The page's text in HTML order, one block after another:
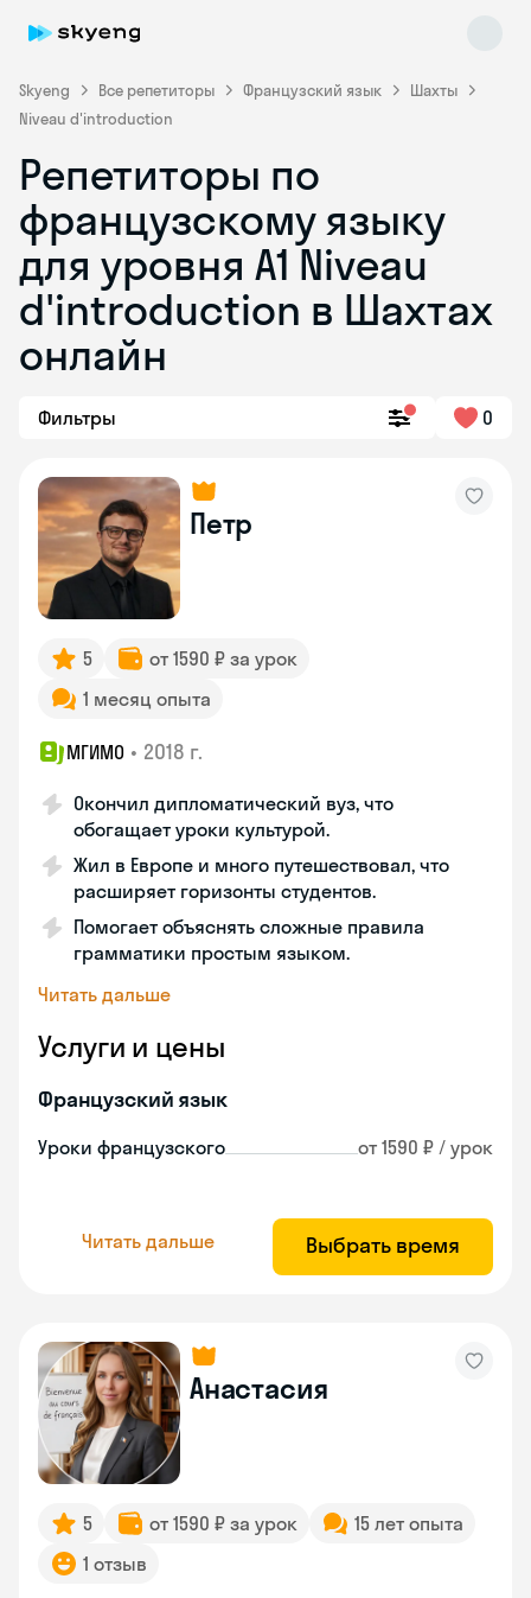
Skyeng Все репетиторы Французский язык
Шахты
Niveau d'introduction
Репетиторы по
французскому языку
для уровня A1 Niveau
d'introduction в Шахтах
онлайн
Фильтры 0
Петр
5
от 1590 ₽ за урок
1 месяц опыта
МГИМО • 2018 г.
Окончил дипломатический вуз, что
обогащает уроки культурой.
Жил в Европе и много путешествовал, что
расширяет горизонты студентов.
Помогает объяснять сложные правила
грамматики простым языком.
Читать дальше
Услуги и цены
Французский язык
Уроки французского от 1590 ₽ / урок
Читать дальше Выбрать время
Анастасия
5 от 1590 ₽ за урок
15 лет опыта
1 отзыв
Skyeng Chat